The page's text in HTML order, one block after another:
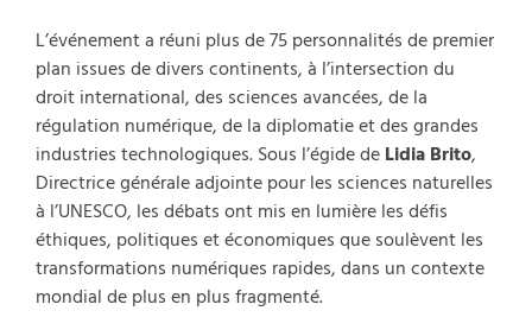
L’événement a réuni plus de 75 personnalités de premier
plan issues de divers continents, à l’intersection du
droit international, des sciences avancées, de la
régulation numérique, de la diplomatie et des grandes
industries technologiques. Sous l’égide deLidia Brito,
Directrice générale adjointe pour les sciences naturelles
à l’UNESCO, les débats ont mis en lumière les défis
éthiques, politiques et économiques que soulèvent les
transformations numériques rapides, dans un contexte
mondial de plus en plus fragmenté.